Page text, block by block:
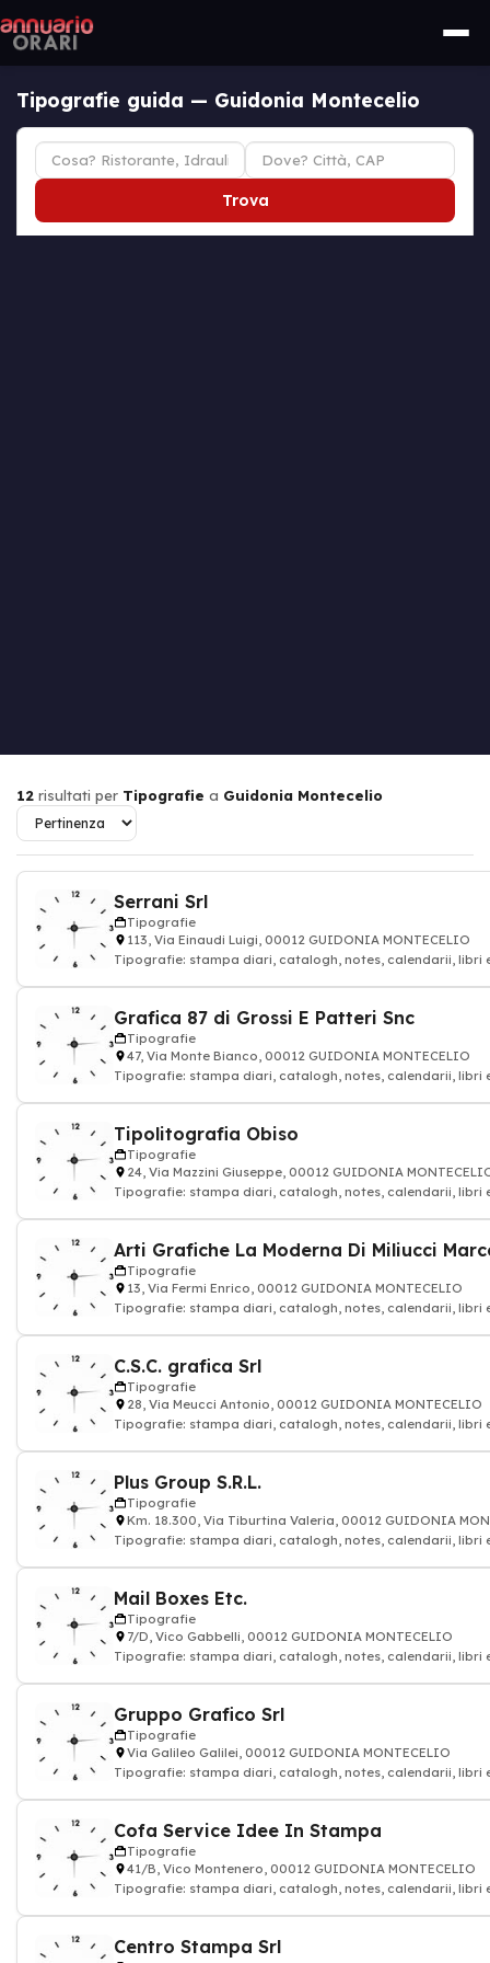
Tipografie guida — Guidonia Montecelio
Trova
12 risultati per Tipografie a Guidonia Montecelio
Serrani Srl
Tipografie
113, Via Einaudi Luigi, 00012 GUIDONIA MONTECELIO
Tipografie: stampa diari, catalogh, notes, calendarii, libri
Grafica 87 di Grossi E Patteri Snc
Tipografie
47, Via Monte Bianco, 00012 GUIDONIA MONTECELIO
Tipografie: stampa diari, catalogh, notes, calendarii, libri
Tipolitografia Obiso
Tipografie
24, Via Mazzini Giuseppe, 00012 GUIDONIA
Tipografie: stampa diari, catalogh, notes, calendarii, libri
Tipografie
13, Via Fermi Enrico, 00012 GUIDONIA MONTECELIO
Tipografie: stampa diari, catalogh, notes, calendarii, libri
C.S.C. grafica Srl
Tipografie
28, Via Meucci Antonio, 00012 GUIDONIA MONTECELIO
Tipografie: stampa diari, catalogh, notes, calendarii, libri
Plus Group S.R.L.
Tipografie
Km. 18.300, Via Tiburtina Valeria, 00012 GUIDONIA
Tipografie: stampa diari, catalogh, notes, calendarii, libri
Mail Boxes Etc.
Tipografie
7/D, Vico Gabbelli, 00012 GUIDONIA MONTECELIO
Tipografie: stampa diari, catalogh, notes, calendarii, libri
Gruppo Grafico Srl
Tipografie
Via Galileo Galilei, 00012 GUIDONIA MONTECELIO
Tipografie: stampa diari, catalogh, notes, calendarii, libri
Cofa Service Idee In Stampa
Tipografie
41/B, Vico Montenero, 00012 GUIDONIA MONTECELIO
Tipografie: stampa diari, catalogh, notes, calendarii, libri
Centro Stampa Srl